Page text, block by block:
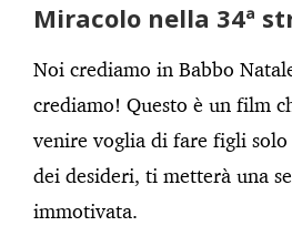
Miracolo nella 34ª
Noi crediamo in Babbo
crediamo! Questo è un film
venire voglia di fare figli
dei desideri, ti metterà una
immotivata.